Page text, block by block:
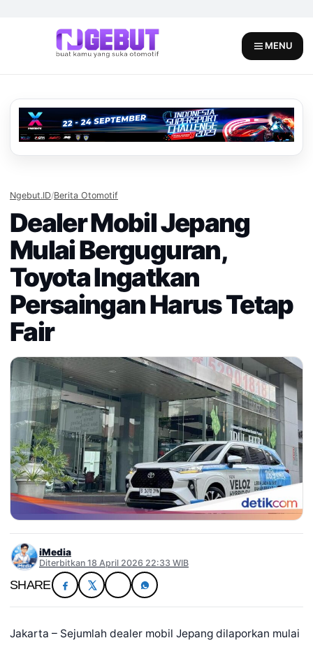
MENU
Ngebut.ID/Berita Otomotif
Dealer Mobil Jepang
Mulai Berguguran,
Toyota Ingatkan
Persaingan Harus Tetap
Fair
iMedia
Diterbitkan 18 April 2026 22:33 WIB
SHARE
Jakarta – Sejumlah dealer mobil Jepang dilaporkan mulai